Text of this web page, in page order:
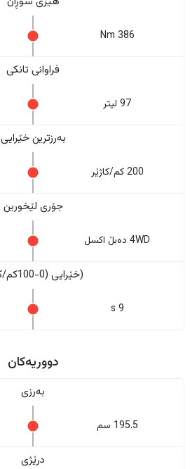
386 Nm
فراوانی تانکی
97 لیتر
بەرزترین خێرایی
200 کم/کاژێر
جۆری لێخورین
4WD دەبڵ اکسل
(خێرایی (0-100کم/کاژێر
9 s
دووریەکان
بەرزی
195.5 سم
درێژی